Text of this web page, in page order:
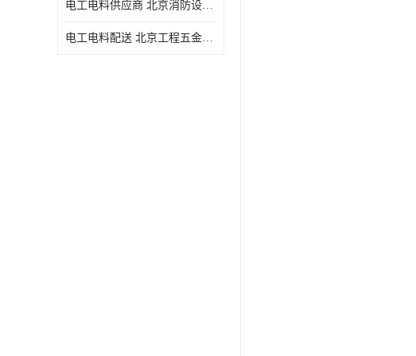
电工电料供应商 北京消防设备 一站式采购供应
电工电料配送 北京工程五金材料配送 华信万佳商贸